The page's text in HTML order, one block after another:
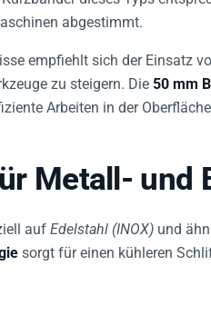
abgestimmt.
empfiehlt sich der Einsatz
zu steigern. Die 50 mm
Arbeiten in der
Metall- und
auf Edelstahl (INOX) und
sorgt für einen kühleren